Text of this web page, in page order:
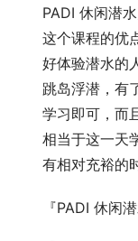
PADI 休闲潜
这个课程的优
好体验潜水的
跳岛浮潜，有
学习即可，而
相当于这一天
有相对充裕的
『PADI 休